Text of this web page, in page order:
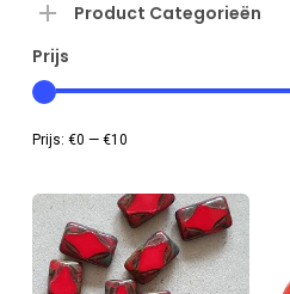
Product Categorieën
Prijs
Prijs: €0 — €10